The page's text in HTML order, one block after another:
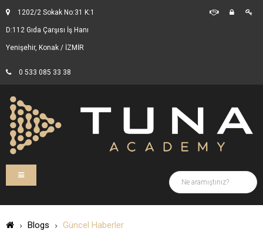
1202/2 Sokak No:31 K:1
D:112 Gıda Çarşısı İş Hanı
Yenişehir, Konak / İZMİR
0 533 085 33 38
Blogs Güncel Haberler